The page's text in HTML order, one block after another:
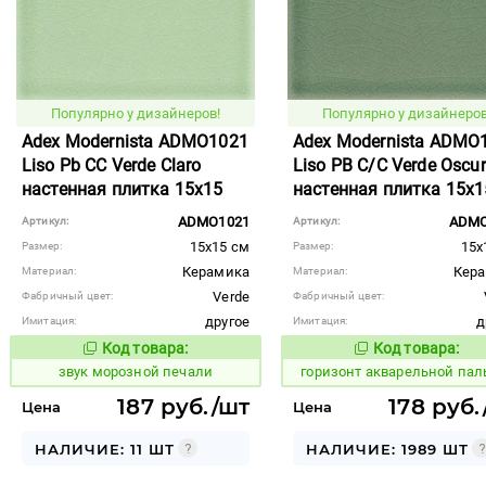
Популярно у дизайнеров!
Adex Modernista ADMO1021
Liso Pb CC Verde Claro
настенная плитка 15x15
Артикул: ADMO1021
Размер: 15x15 см
Материал: Керамика
Фабричный цвет: Verde
Имитация:
другое
Код товара:
476195 Код товара:
звук морозной печали
Цена 187 руб./шт
НАЛИЧИЕ: 11 ШТ
Популярно у
Adex Modernista
Liso PB C/C Verde
настенная плитка
Артикул:
Размер:
Материал:
Фабричный цвет:
Имитация:
Код
296942 Код товара:
горизонт акварельной
Цена 178
НАЛИЧИЕ: 1989 ШТ